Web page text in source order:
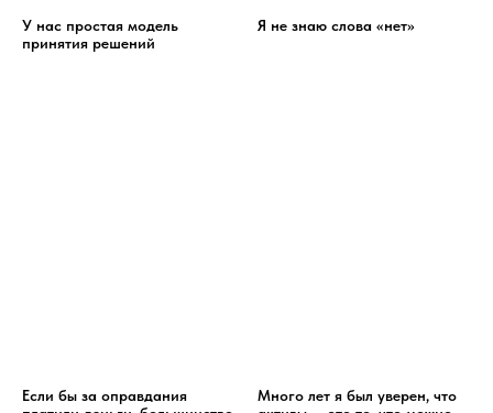
У нас простая модель
принятия решений
Я не знаю слова «нет»
Если бы за оправдания
Много лет я был уверен, что